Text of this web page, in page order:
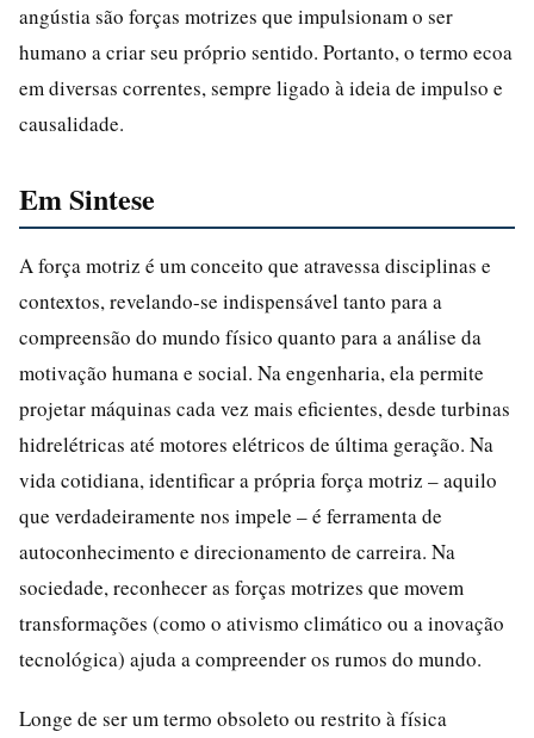
angústia são forças motrizes que impulsionam o ser
humano a criar seu próprio sentido. Portanto, o termo ecoa
em diversas correntes, sempre ligado à ideia de impulso e
causalidade.
Em Sintese
A força motriz é um conceito que atravessa disciplinas e
contextos, revelando-se indispensável tanto para a
compreensão do mundo físico quanto para a análise da
motivação humana e social. Na engenharia, ela permite
projetar máquinas cada vez mais eficientes, desde turbinas
hidrelétricas até motores elétricos de última geração. Na
vida cotidiana, identificar a própria força motriz – aquilo
que verdadeiramente nos impele – é ferramenta de
autoconhecimento e direcionamento de carreira. Na
sociedade, reconhecer as forças motrizes que movem
transformações (como o ativismo climático ou a inovação
tecnológica) ajuda a compreender os rumos do mundo.
Longe de ser um termo obsoleto ou restrito à física